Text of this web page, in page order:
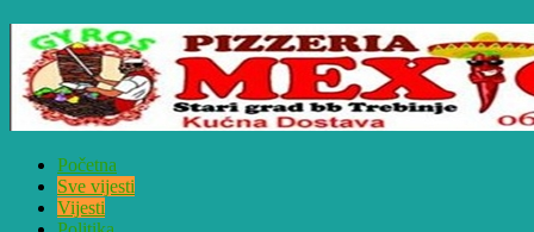
Početna
Sve vijesti
Vijesti